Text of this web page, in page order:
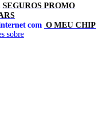
SEGUROS PROMO
com O MEU CHIP
sobre